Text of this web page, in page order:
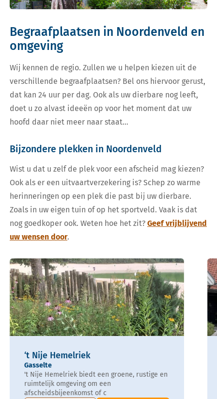
Begraafplaatsen in Noordenveld en
omgeving
Wij kennen de regio. Zullen we u helpen kiezen uit de
verschillende begraafplaatsen? Bel ons hiervoor gerust,
dat kan 24 uur per dag. Ook als uw dierbare nog leeft,
doet u zo alvast ideeën op voor het moment dat uw
hoofd daar niet meer naar staat…
Bijzondere plekken in Noordenveld
Wist u dat u zelf de plek voor een afscheid mag kiezen?
Ook als er een uitvaartverzekering is? Schep zo warme
herinneringen op een plek die past bij uw dierbare.
Zoals in uw eigen tuin of op het sportveld. Vaak is dat
nog goedkoper ook. Weten hoe het zit? Geef vrijblijvend
uw wensen door.
‘t Nije Hemelriek
Gasselte
't Nije Hemelriek biedt een groene, rustige en
ruimtelijk omgeving om een
afscheidsbijeenkomst of c